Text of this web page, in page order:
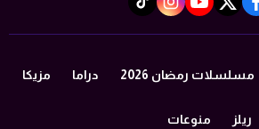
facebook
twitter
youtube
instagram
tiktok
مسلسلات رمضان 2026 دراما مزيكا
ريلز منوعات